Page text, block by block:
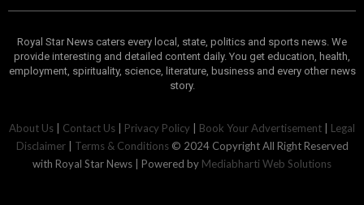
Royal Star News caters every local, state, politics and sports news. We
provide interesting and detailed content daily. You get education, health,
employment, spirituality, science, literature, business and every other news
story.
About Us
Contact Us Privacy Policy Book Your Advertisement
Legal
Disclaimer| Terms & Conditions© 2024 Copyright All Right Reserved
with Royal Star News | Powered by Mediabharti Web Solutions